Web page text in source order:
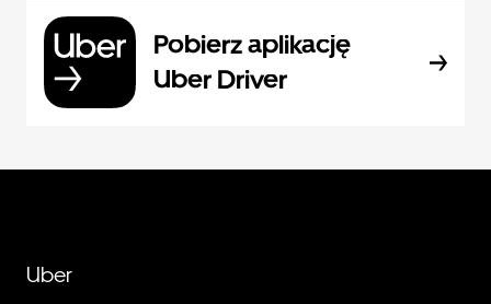
Pobierz aplikację
Uber Driver
Uber